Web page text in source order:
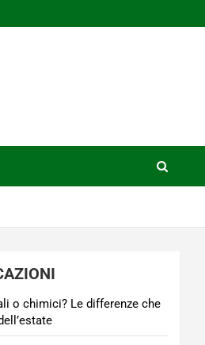
o chimici? Le differenze che